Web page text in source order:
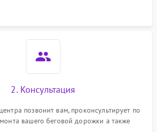
2. Консультация
позвонит вам, проконсультирует по
вашего беговой дорожки а также